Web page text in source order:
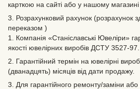
карткою на сайті або у нашому
3. Розрахунковий рахунок (розрахунок
переказом )
1. Компанія «Станіславські Ювеліри»
якості ювелірних виробів ДСТУ 3527-97.
2. Гарантійний термін на ювелірні
(дванадцять) місяців від дати продажу.
3. Для гарантійного ремонту/заміни